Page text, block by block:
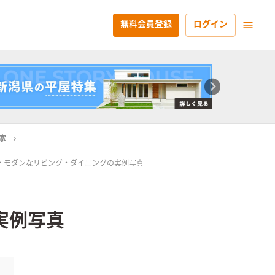
無料会員登録 ログイン
モダンなリビング・ダイニングの実例写真
例写真